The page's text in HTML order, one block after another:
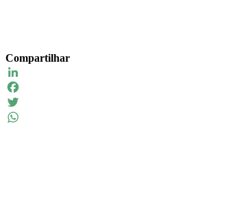
Compartilhar
LinkedIn
Facebook
Twitter